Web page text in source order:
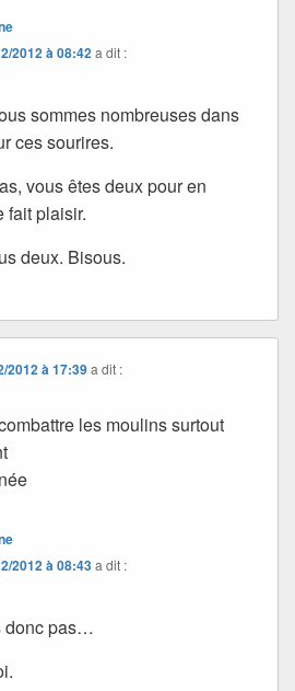
2012 à 08:42a dit :
sommes nombreuses dans
ces sourires.
vous êtes deux pour en
fait plaisir.
deux. Bisous.
2012 à 17:39 a dit :
les moulins surtout
2012 à 08:43a dit :
donc pas…